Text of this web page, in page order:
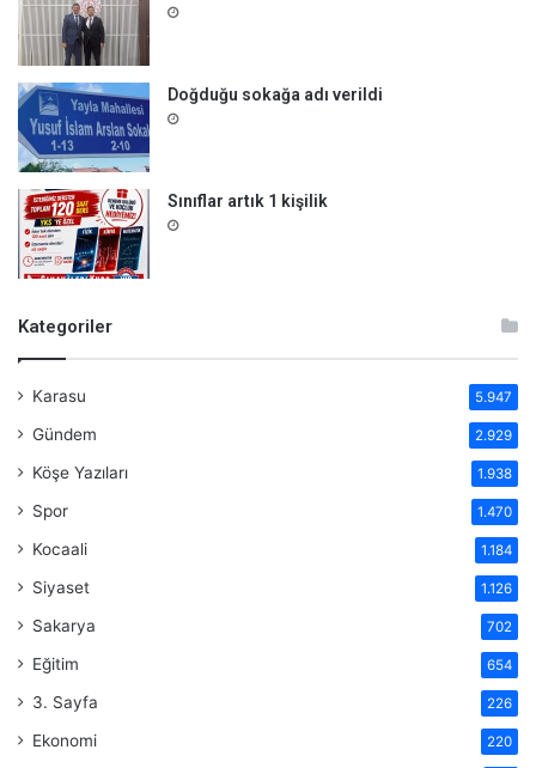
Doğduğu sokağa adı verildi
Sınıflar artık 1 kişilik
Kategoriler
Karasu 5.947
Gündem 2.929
Köşe Yazıları 1.938
Spor 1.470
Kocaali 1.184
Siyaset 1.126
Sakarya 702
Eğitim 654
3. Sayfa 226
Ekonomi 220